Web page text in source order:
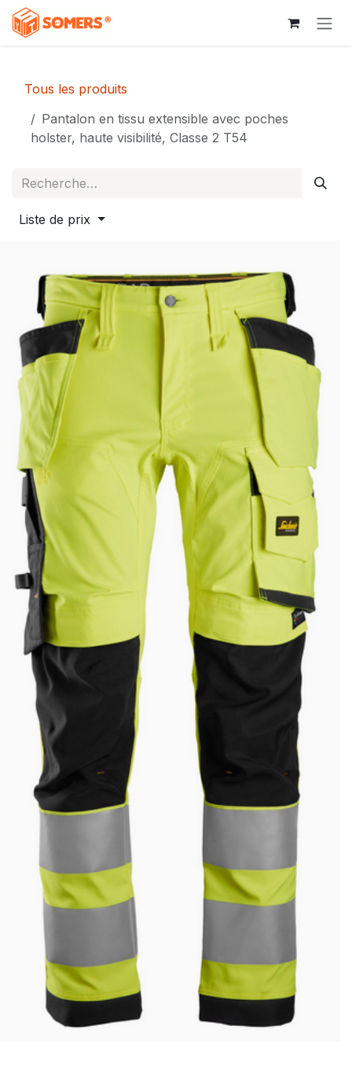
Se rendre au contenu
Tous les produits
Pantalon en tissu extensible avec poches
holster, haute visibilité, Classe 2 T54
Liste de prix